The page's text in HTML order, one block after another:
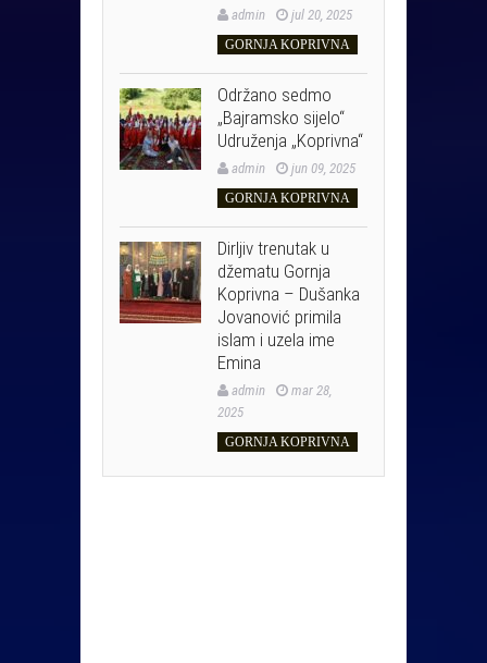
admin jul 20, 2025
GORNJA KOPRIVNA
Održano sedmo
„Bajramsko sijelo“
Udruženja „Koprivna“
admin jun 09, 2025
GORNJA KOPRIVNA
Dirljiv trenutak u
džematu Gornja
Koprivna – Dušanka
Jovanović primila
islam i uzela ime
Emina
admin
mar 28,
2025
GORNJA KOPRIVNA